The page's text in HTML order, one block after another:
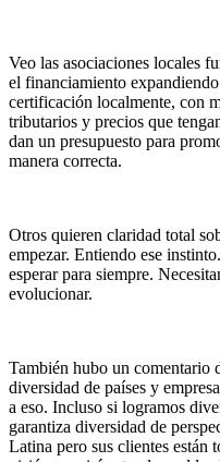
Veo las asociaciones locales
el financiamiento
certificación localmente, con
tributarios y precios que
dan un presupuesto para
manera correcta.
Otros quieren claridad total
empezar. Entiendo ese
esperar para siempre.
evolucionar.
También hubo un comentario
diversidad de países y
a eso. Incluso si logramos
garantiza diversidad de
Latina pero sus clientes